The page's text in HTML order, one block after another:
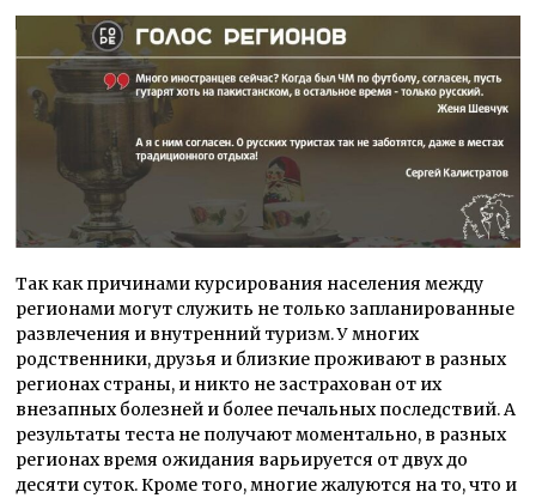
Так как причинами курсирования населения между
регионами могут служить не только запланированные
развлечения и внутренний туризм. У многих
родственники, друзья и близкие проживают в разных
регионах страны, и никто не застрахован от их
внезапных болезней и более печальных последствий. А
результаты теста не получают моментально, в разных
регионах время ожидания варьируется от двух до
десяти суток. Кроме того, многие жалуются на то, что и